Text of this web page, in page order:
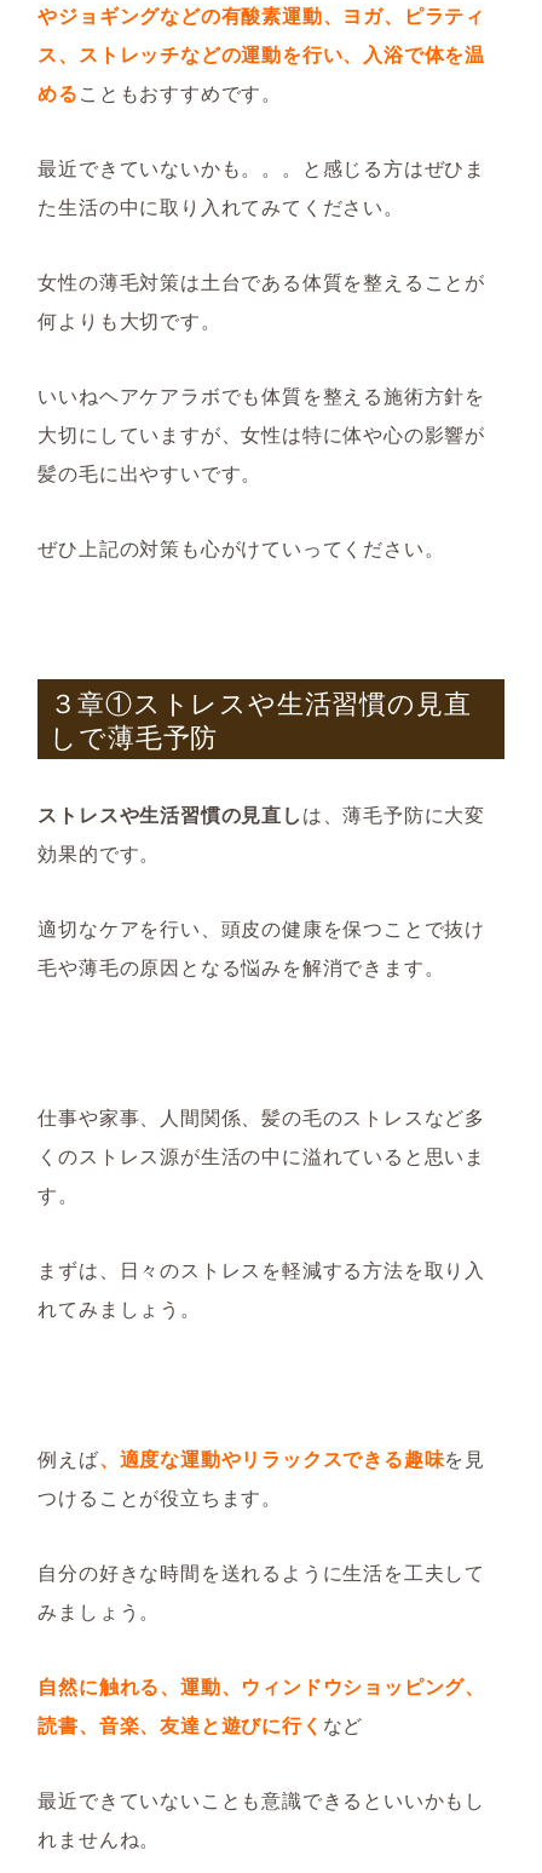
やジョギングなどの有酸素運動、ヨガ、ピラティ
ス、ストレッチなどの運動を行い、入浴で体を温
めることもおすすめです。
最近できていないかも。。。と感じる方はぜひま
た生活の中に取り入れてみてください。
女性の薄毛対策は土台である体質を整えることが
何よりも大切です。
いいねヘアケアラボでも体質を整える施術方針を
大切にしていますが、女性は特に体や心の影響が
髪の毛に出やすいです。
ぜひ上記の対策も心がけていってください。
３章①ストレスや生活習慣の見直
しで薄毛予防
ストレスや生活習慣の見直しは、薄毛予防に大変
効果的です。
適切なケアを行い、頭皮の健康を保つことで抜け
毛や薄毛の原因となる悩みを解消できます。
仕事や家事、人間関係、髪の毛のストレスなど多
くのストレス源が生活の中に溢れていると思いま
す。
まずは、日々のストレスを軽減する方法を取り入
れてみましょう。
例えば、適度な運動やリラックスできる趣味を見
つけることが役立ちます。
自分の好きな時間を送れるように生活を工夫して
みましょう。
自然に触れる、運動、ウィンドウショッピング、
読書、音楽、友達と遊びに行く など
最近できていないことも意識できるといいかもし
れませんね。